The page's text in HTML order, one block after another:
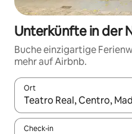
Unterkünfte in der
Buche einzigartige
mehr auf Airbnb.
Ort
Wenn Ergebnisse
Check-in